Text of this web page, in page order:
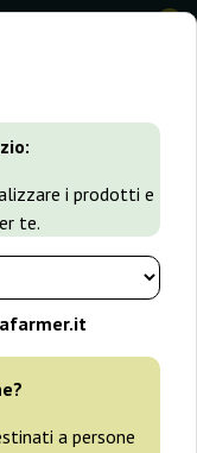
i prodotti e
te.
a persone
0
Northern Light